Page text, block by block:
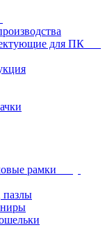
для ПК
рамки
пазлы